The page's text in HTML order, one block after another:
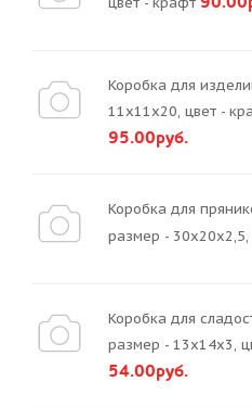
Коробка для
11х11х20, цвет -
95.00руб.
Коробка для
размер -
Коробка для
размер - 13х14х3,
54.00руб.